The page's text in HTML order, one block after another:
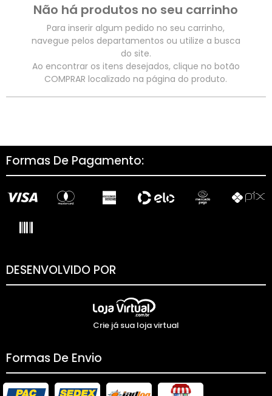
Não há produtos no seu carrinho
Para inserir algum pedido no seu carrinho,
navegue pelos departamentos ou utilize a busca
do site.
Ao encontrar os itens desejados, clique no botão
COMPRAR localizado na página do produto.
Formas De Pagamento:
DESENVOLVIDO POR
Crie já sua loja virtual
Formas De Envio